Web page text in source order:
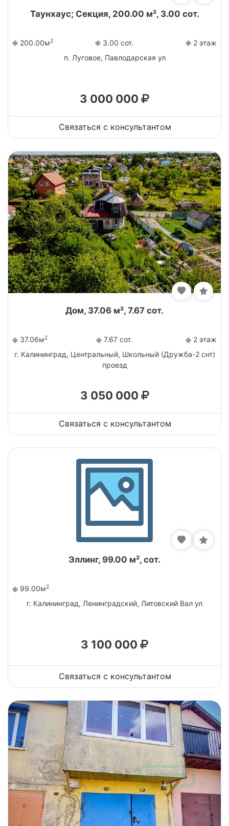
Таунхаус; Секция, 200.00 м², 3.00 сот.
200.00м2 3.00 сот.
2 этаж
п. Луговое, Павлодарская ул
3 000 000
Связаться с консультантом
Дом, 37.06 м², 7.67 сот.
37.06м2 7.67 сот.
2 этаж
г. Калининград, Центральный, Школьный (Дружба-2 снт)
проезд
3 050 000
Связаться с консультантом
Эллинг, 99.00 м², сот.
99.00м2
г. Калининград, Ленинградский, Литовский Вал ул
3 100 000
Связаться с консультантом